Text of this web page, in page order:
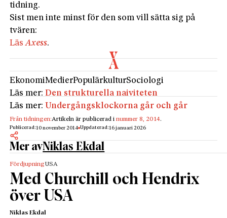
tidning.
Sist men inte minst för den som vill sätta sig på
tvären:
LäsAxess.
EkonomiMedierPopulärkulturSociologi
Läs mer:Den strukturella naiviteten
Läs mer: Undergångsklockorna går och går
Från tidningen:Artikeln är publicerad inummer 8, 2014.
Publicerad:10 november 2014 Uppdaterad:16 januari 2026
Mer avNiklas Ekdal
FördjupningUSA
Med Churchill och Hendrix
över USA
Niklas Ekdal